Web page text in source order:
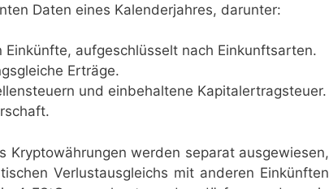
Daten eines Kalenderjahres, darunter:
aufgeschlüsselt nach Einkunftsarten.
Erträge.
und einbehaltene Kapitalertragsteuer.
Kryptowährungen werden separat ausgewiesen,
Verlustausgleichs mit anderen Einkünften